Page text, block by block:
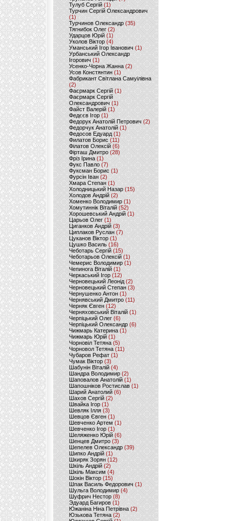
Тулуб Сергій(1)
Турчин Сергій Олександрович
(1)
Турчинов Олександр(35)
Тягнибок Олег (2)
Ударцов Юрій (1)
Уколов Віктор(4)
Уманський Ігор Іванович(1)
Урбанський Олександр
Ігорович (1)
Усенко-Чорна Жанна (2)
Усов Констянтин(1)
Фабрикант Світлана Самуілівна
(2)
Фаєрмарк Сергій(1)
Фаєрмарк Сергій
Олександрович (1)
Файст Валерій(1)
Федєєв Ігор (1)
Федорук Анатолій Петрович (2)
Федорчук Анатолій (1)
Федосов Едуард (1)
Филатов Борис (11)
Філатов Олексій (6)
Фірташ Дмитро (28)
Фріз Ірина (1)
Фукс Павло (7)
Фуксман Борис (1)
Фурсін Іван (2)
Хмара Степан(1)
Холодницький Назар(15)
Холодов Андрій (2)
Хоменко Володимир (1)
Хомутиннік Віталій (52)
Хорошевський Андрій (1)
Царьов Олег (1)
Циганков Андрій (3)
Циплаков Руслан(7)
Цуканов Віктор (1)
Цушко Василь (16)
Чеботарь Сергій (15)
Чеботарьов Олексій (1)
Чемерис Володимир (1)
Чепинога Віталій (1)
Черкаський Ігор (12)
Черновецький Леонід(2)
Черновецький Степан (3)
Чернушенко Антон (1)
Чернявський Дмитро(11)
Черняк Євген(12)
Черняховський Віталій (1)
Черпіцький Олег (6)
Черпіцький Олександр (6)
Чижмарь Катерина (1)
Чижмарь Юрій (1)
Чорновіл Тетяна (5)
Чорновол Тетяна (11)
Чубаров Рефат (1)
Чумак Віктор(3)
Шабунін Віталій (4)
Шандра Володимир (2)
Шаповалов Анатолій(1)
Шапошніков Ростислав(1)
Шарий Анатолий(6)
Шахов Сергій(2)
Швайка Ігор (1)
Шевляк Ілля (3)
Шевцов Євген (1)
Шевченко Артем(1)
Шевченко Ігор(1)
Шеляженко Юрій (6)
Шенцев Дмитро (3)
Шепелев Олександр (39)
Шипко Андрій(1)
Шкиряк Зорян(12)
Шкіль Андрій(2)
Шкіль Максим (4)
Шокін Віктор (15)
Шпак Василь Федорович (1)
Шульга Володимир (4)
Шуфрич Нестор(8)
Эдуард Багиров (1)
Южаніна Ніна Петрівна (2)
Юзькова Тетяна(2)